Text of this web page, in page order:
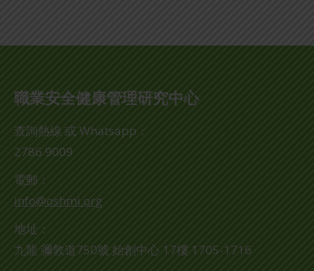
職業安全健康管理研究中心
查詢熱線 或 Whatsapp：
2786 9009
電郵：
info@oshmi.org
地址：
九龍 彌敦道750號 始創中心 17樓 1705-1716